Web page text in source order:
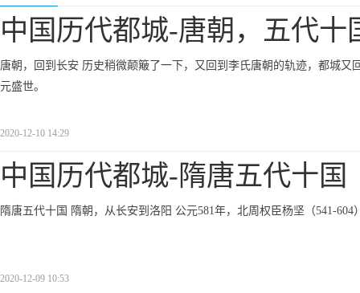
中国历代都城-唐朝，五代十
唐朝，回到长安 历史稍微颠簸了一下，又回到李氏唐朝的轨迹，都城
元盛世。
2020-12-10 14:29
中国历代都城-隋唐五代十国
隋唐五代十国 隋朝，从长安到洛阳 公元581年，北周权臣杨坚（541-
2020-12-09 10:53